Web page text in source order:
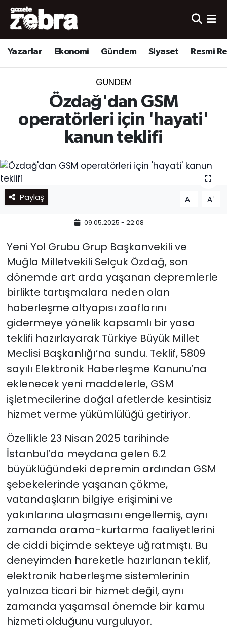
Yazarlar Ekonomi Gündem Siyaset Resmi
GÜNDEM
Özdağ'dan GSM
operatörleri için 'hayati'
kanun teklifi
Paylaş A- A+
09.05.2025 - 22:08
Yeni Yol Grubu Grup Başkanvekili ve
Muğla Milletvekili Selçuk Özdağ, son
dönemde art arda yaşanan depremlerle
birlikte tartışmalara neden olan
haberleşme altyapısı zaaflarını
gidermeye yönelik kapsamlı bir yasa
teklifi hazırlayarak Türkiye Büyük Millet
Meclisi Başkanlığı’na sundu. Teklif, 5809
sayılı Elektronik Haberleşme Kanunu’na
eklenecek yeni maddelerle, GSM
işletmecilerine doğal afetlerde kesintisiz
hizmet verme yükümlülüğü getiriyor.
Özellikle 23 Nisan 2025 tarihinde
İstanbul’da meydana gelen 6.2
büyüklüğündeki depremin ardından GSM
şebekelerinde yaşanan çökme,
vatandaşların bilgiye erişimini ve
yakınlarına ulaşmasını engellemiş, aynı
zamanda arama-kurtarma faaliyetlerini
de ciddi biçimde sekteye uğratmıştı. Bu
deneyimden hareketle hazırlanan teklif,
elektronik haberleşme sistemlerinin
yalnızca ticari bir hizmet değil, aynı
zamanda yaşamsal önemde bir kamu
hizmeti olduğunu vurguluyor.
Yazarlar
Ekonomi
Kültür-Sanat
Yerel
Nöbetçi Eczaneler
Hava Durumu
Trafik Durumu
Süper Lig Puan Durumu ve Fikstür
Tüm Manşetler
Son Dakika Haberleri
Haber Arşivi